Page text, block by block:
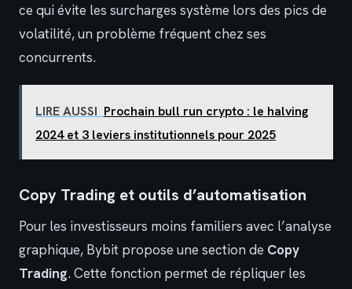
ce qui évite les surcharges système lors des pics de
volatilité, un problème fréquent chez ses
concurrents.
LIRE AUSSI Prochain bull run crypto : le halving
2024 et 3 leviers institutionnels pour 2025
Copy Trading et outils d’automatisation
Pour les investisseurs moins familiers avec l’analyse
graphique, Bybit propose une section de Copy
Trading. Cette fonction permet de répliquer les